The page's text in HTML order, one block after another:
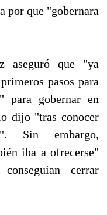
por que "gobernara
aseguró que "ya
pasos para
para gobernar en
dijo "tras conocer
Sin embargo,
iba a ofrecerse"
cerrar